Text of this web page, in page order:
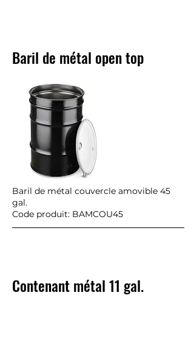
Baril de métal open top
Baril de métal couvercle amovible 45
gal.
Code produit: BAMCOU45
Contenant métal 11 gal.